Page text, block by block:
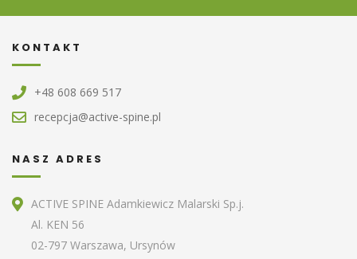
KONTAKT
+48 608 669 517
recepcja@active-spine.pl
NASZ ADRES
ACTIVE SPINE Adamkiewicz Malarski Sp.j.
Al. KEN 56
02-797 Warszawa, Ursynów